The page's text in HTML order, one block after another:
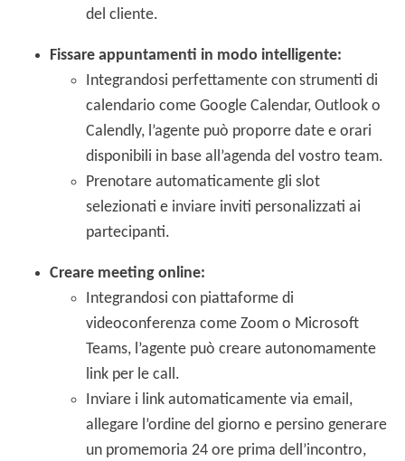
del cliente.
Fissare appuntamenti in modo intelligente:
Integrandosi perfettamente con strumenti di
calendario come Google Calendar, Outlook o
Calendly, l’agente può proporre date e orari
disponibili in base all’agenda del vostro team.
Prenotare automaticamente gli slot
selezionati e inviare inviti personalizzati ai
partecipanti.
Creare meeting online:
Integrandosi con piattaforme di
videoconferenza come Zoom o Microsoft
Teams, l’agente può creare autonomamente
link per le call.
Inviare i link automaticamente via email,
allegare l’ordine del giorno e persino generare
un promemoria 24 ore prima dell’incontro,